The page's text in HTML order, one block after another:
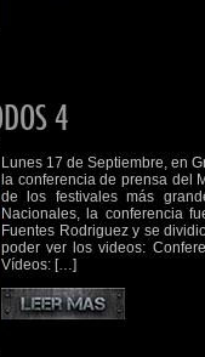
4
Lunes 17 de Septiembre, en
la conferencia de prensa del
de los festivales más
Nacionales, la conferencia
Fuentes Rodriguez y se
poder ver los videos:
Vídeos: […]